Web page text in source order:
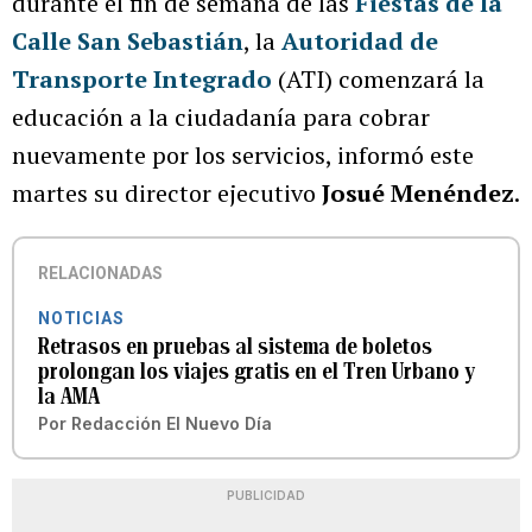
Calle San Sebastián, laAutoridad de
Transporte Integrado (ATI) comenzará la
educación a la ciudadanía para cobrar
nuevamente por los servicios, informó este
martes su director ejecutivo Josué Menéndez.
RELACIONADAS
NOTICIAS
Retrasos en pruebas al sistema de boletos
prolongan los viajes gratis en el Tren Urbano y
la AMA
Por Redacción El Nuevo Día
PUBLICIDAD